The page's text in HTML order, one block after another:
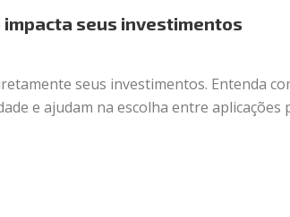
impacta seus investimentos
seus investimentos. Entenda
e ajudam na escolha entre aplicações